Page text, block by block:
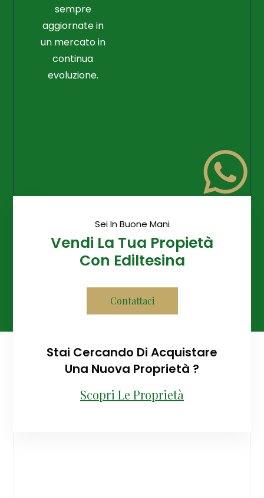
sempre
aggiornate in
un mercato in
continua
evoluzione.
Sei In Buone Mani
Vendi La Tua Propietà
Con Ediltesina
Contattaci
Stai Cercando Di Acquistare
Una Nuova Proprietà ?
Scopri Le Proprietà